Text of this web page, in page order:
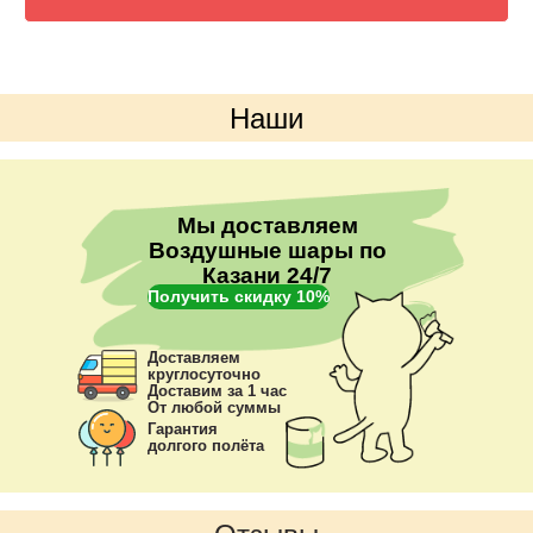
Наши
преимущества
Мы доставляем
Воздушные шары по
Казани 24/7
Получить скидку 10%
Доставляем
круглосуточно
Доставим за 1 час
От любой суммы
Гарантия
долгого полёта